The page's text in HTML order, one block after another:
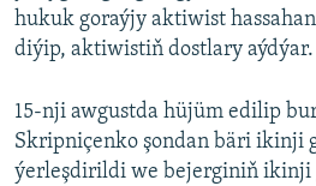
hukuk goraýjy aktiwist
diýip, aktiwistiň dostlary aýdýar.
15-nji awgustda hüjüm edilip
Skripniçenko şondan bäri ikinji
ýerleşdirildi we bejerginiň ikinji